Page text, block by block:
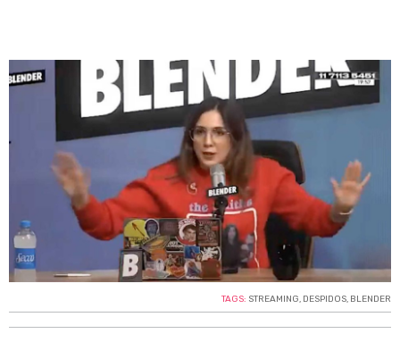
TAGS: STREAMING, DESPIDOS, BLENDER